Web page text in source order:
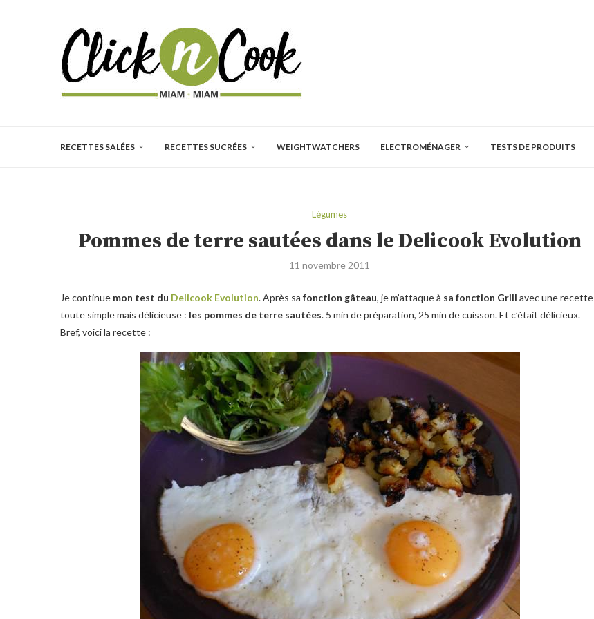
RECETTES SALÉES RECETTES SUCRÉES WEIGHTWATCHERS ELECTROMÉNAGER TESTS DE PRODUITS
Légumes
Pommes de terre sautées dans le Delicook Evolution
11 novembre 2011
Je continue mon test du Delicook Evolution. Après sa fonction gâteau, je m’attaque à sa fonction Grill avec une recette
toute simple mais délicieuse : les pommes de terre sautées. 5 min de préparation, 25 min de cuisson. Et c’était délicieux.
Bref, voici la recette :